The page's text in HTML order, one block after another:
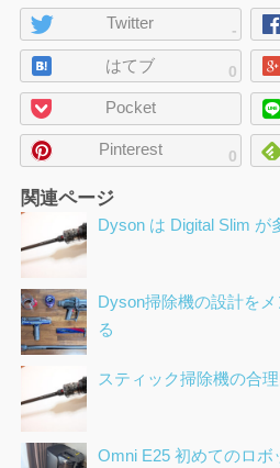
ペ
ー
ジ
の
シ
ェ
-
Twitter
0
はてブ
Pocket
0
Pinterest
関連ページ
Dyson は Digital Slim が
Dyson掃除機の設計を
る
スティック掃除機の合
Omni E25 初めてのロボ